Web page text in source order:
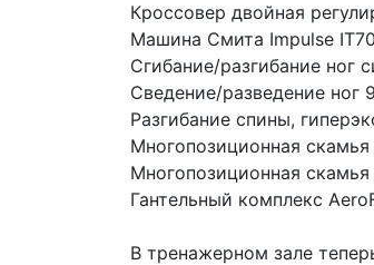
Кроссовер двойная
Машина Смита Impulse
Сгибание/разгибание ног
Сведение/разведение ног
Разгибание спины,
Многопозиционная
Многопозиционная
Гантельный комплекс
В тренажерном зале